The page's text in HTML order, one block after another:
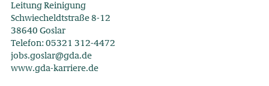
Leitung Reinigung
Schwiecheldtstraße 8-12
38640 Goslar
Telefon: 05321 312-4472
jobs.goslar@gda.de
www.gda-karriere.de